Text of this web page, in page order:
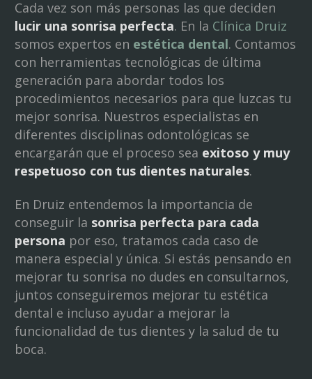
Cada vez son más personas las que deciden
lucir una sonrisa perfecta. En la Clínica Druiz
somos expertos en estética dental. Contamos
con herramientas tecnológicas de última
generación para abordar todos los
procedimientos necesarios para que luzcas tu
mejor sonrisa. Nuestros especialistas en
diferentes disciplinas odontológicas se
encargarán que el proceso sea exitoso y muy
respetuoso con tus dientes naturales.
En Druiz entendemos la importancia de
conseguir la sonrisa perfecta para cada
persona por eso, tratamos cada caso de
manera especial y única. Si estás pensando en
mejorar tu sonrisa no dudes en consultarnos,
juntos conseguiremos mejorar tu estética
dental e incluso ayudar a mejorar la
funcionalidad de tus dientes y la salud de tu
boca.